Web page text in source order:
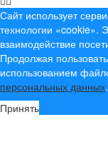
Сайт использует
технологии «cookie».
взаимодействие
Продолжая
использованием
персональных данных.
Принять